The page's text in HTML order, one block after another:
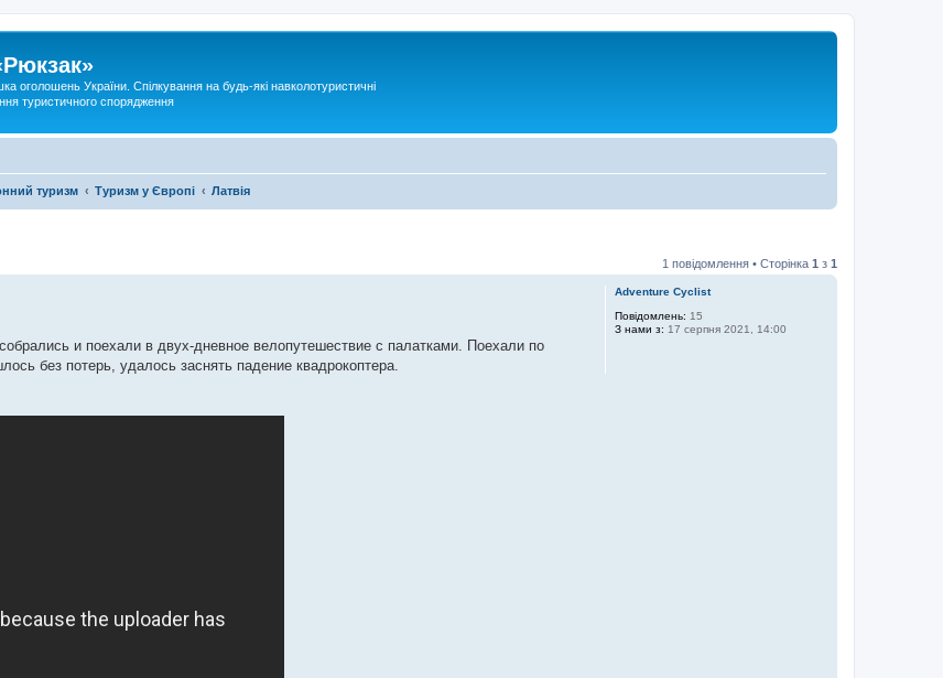
оголошень України. Спілкування на будь-які навколотуристичні
туристичного спорядження
туризм Туризм у Європі Латвія
1 повідомлення • Сторінка 1 з 1
Adventure Cyclist
Повідомлень: 15
З нами з: 17 серпня 2021, 14:00
и поехали в двух-дневное велопутешествие с палатками. Поехали по
без потерь, удалось заснять падение квадрокоптера.